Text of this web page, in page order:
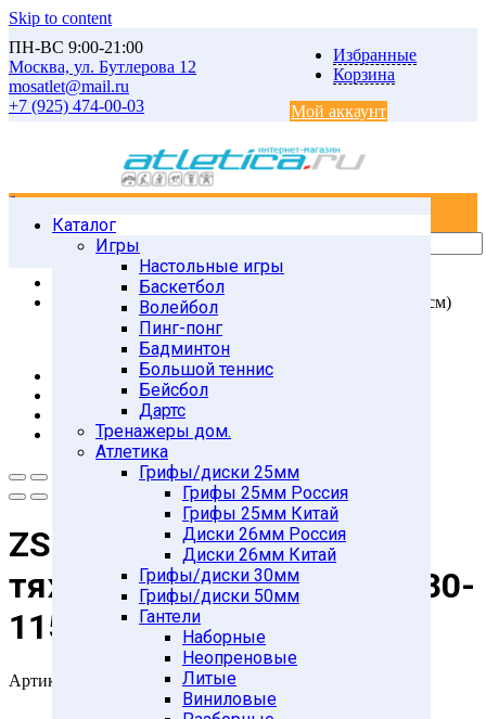
Skip to content
ПН-ВС 9:00-21:00
Москва, ул. Бутлерова 12
mosatlet@mail.ru
+7 (925) 474-00-03
Избранные
Корзина
Мой аккаунт
0
Каталог
Игры
Настольные игры
Баскетбол
Волейбол
Пинг-понг
Бадминтон
Большой теннис
Бейсбол
Дартс
Тренажеры дом.
Атлетика
Грифы/диски 25мм
Грифы 25мм Россия
Грифы 25мм Китай
Диски 26мм Россия
Диски 26мм Китай
Грифы/диски 30мм
Грифы/диски 50мм
Гантели
Наборные
Неопреновые
Литые
Виниловые
Главная
Товары
СИЛОВЫЕ ТРЕНИРОВКИ
Пояса тяжелоатлетические
ZS-2550/2250 Пояс тяжелоатлетический M (80-115см)
ZS-2550/2250 Пояс
тяжелоатлетический M (80-
115см)
Артикул: